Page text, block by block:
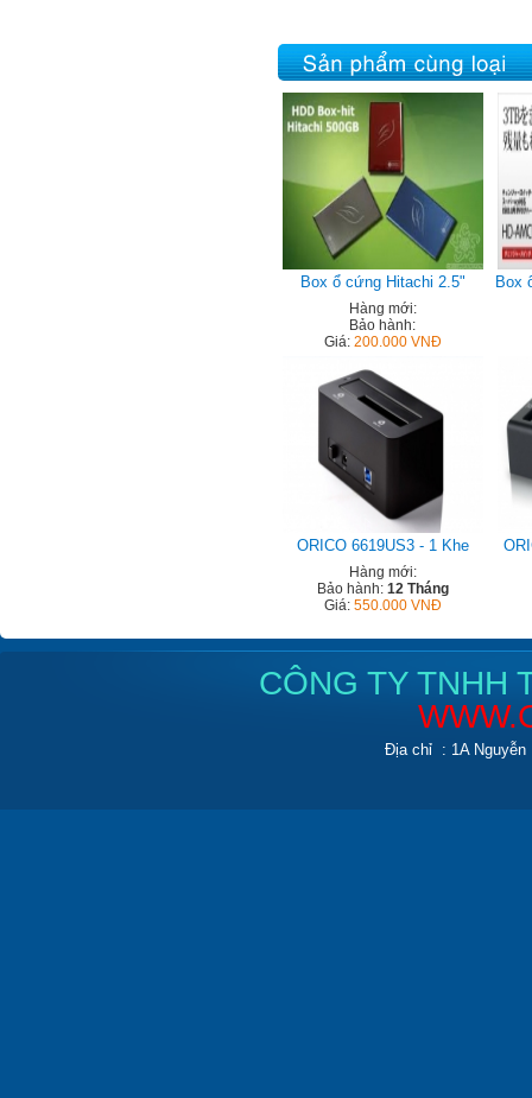
Box ổ cứng Hitachi 2.5"
Hàng mới:
Bảo hành:
Giá: 200.000 VNĐ
Box
ORICO 6619US3 - 1 Khe
Hàng mới:
Bảo hành: 12 Tháng
Giá: 550.000 VNĐ
CÔNG TY TNHH
Địa chỉ : 1A